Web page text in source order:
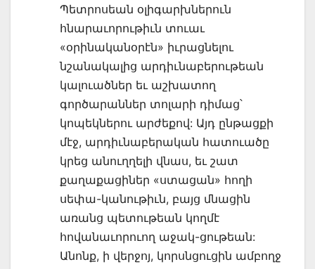
Պետրոսեան օլիգարխներուն
հնարաւորութիւն տուաւ
«օրինականօրէն» իւրացնելու
նշանակալից արդիւնաբերութեան
կալուածներ եւ աշխատող
գործարաններ տոլարի դիմաց՝
կոպեկներու արժեքով: Այդ ընթացքի
մէջ, արդիւնաբերական հատուածը
կրեց անուղղելի վնաս, եւ շատ
քաղաքացիներ «ստացան» հողի
սեփա-կանութիւն, բայց մնացին
առանց պետութեան կողմէ
հովանաւորուող աջակ-ցութեան:
Անոնք, ի վերջոյ, կորսնցուցին ամբողջ